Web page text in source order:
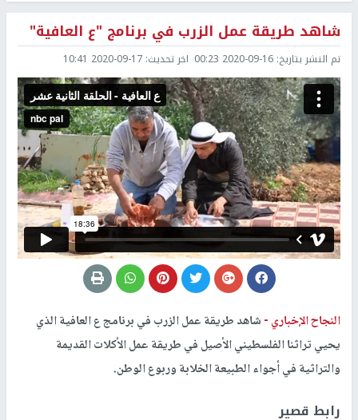
شاهد طريقة عمل الزرب في برنامج "ع العافية"
تم النشر بتاريخ: 2020-09-16 00:23 اخر تحديث: 2020-09-17 10:41
النجاح الإخباري -شاهد طريقة عمل الزرب في برنامج ع العافية الذي
يحيي تراثنا الفلسطيني الأصيل في طريقة عمل الأكلات القديمة
والتراثية في أجواء الطبيعة الخلابة وربوع الوطن.
رابط قصير